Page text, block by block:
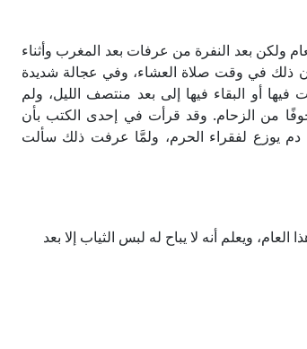
ولكن بعد النفرة من عرفات بعد المغرب وأثناء
ذلك في وقت صلاة العشاء، وفي عجالة شديدة
أو البقاء فيها إلى بعد منتصف الليل، ولم
من الزحام. وقد قرأت في إحدى الكتب بأن
يوزع لفقراء الحرم، ولمَّا عرفت ذلك سألت
العام، ويعلم أنه لا يباح له لبس الثياب إلا بعد